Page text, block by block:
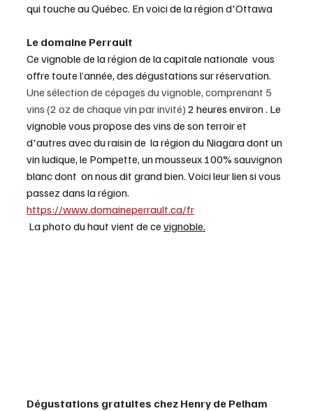
qui touche au Québec. En voici de la région d'Ottawa
Le domaine Perrault
Ce vignoble de la région de la capitale nationale  vous
offre toute l’année, des dégustations sur réservation.
Une sélection de cépages du vignoble, comprenant 5
vins (2 oz de chaque vin par invité) 2 heures environ . Le
vignoble vous propose des vins de son terroir et
d'autres avec du raisin de  la région du Niagara dont un
vin ludique, le Pompette, un mousseux 100% sauvignon
blanc dont  on nous dit grand bien. Voici leur lien si vous
passez dans la région.
https://www.domaineperrault.ca/fr
La photo du haut vient de ce vignoble.
Dégustations gratuites chez Henry de Pelham